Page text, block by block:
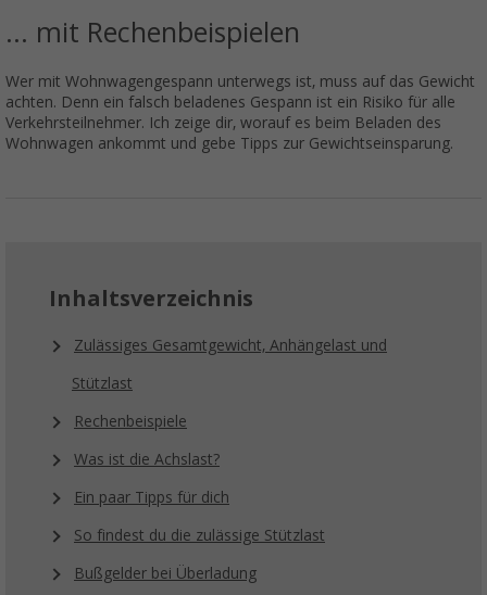
... mit Rechenbeispielen
Wer mit Wohnwagengespann unterwegs ist, muss auf das Gewicht
achten. Denn ein falsch beladenes Gespann ist ein Risiko für alle
Verkehrsteilnehmer. Ich zeige dir, worauf es beim Beladen des
Wohnwagen ankommt und gebe Tipps zur Gewichtseinsparung.
Inhaltsverzeichnis
Zulässiges Gesamtgewicht, Anhängelast und
Stützlast
Rechenbeispiele
Was ist die Achslast?
Ein paar Tipps für dich
So findest du die zulässige Stützlast
Bußgelder bei Überladung